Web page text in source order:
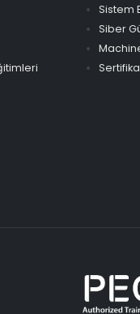
Sistem
Siber